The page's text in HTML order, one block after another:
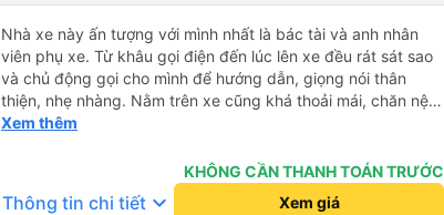
Nhà xe này ấn tượng với mình nhất là bác tài và anh nhân
viên phụ xe. Từ khâu gọi điện đến lúc lên xe đều rát sát sao
và chủ động gọi cho mình để hướng dẫn, giọng nói thân
thiện, nhẹ nhàng. Nằm trên xe cũng khá thoải mái, chăn nệm
nước suối đầy đủ. Chuyến xe của mình hầu hết là các cô bác
Lúc xuống xe, điểm thả của mình ban đầu dự kiến là Ngã 3
Sợi ( Nha Trang ) và bắt Grab nhưng các anh hướng dẫn
Xem thêm
KHÔNG CẦN THANH TOÁN TRƯỚC
Thông tin chi tiết keyboard_arrow_down Xem giá